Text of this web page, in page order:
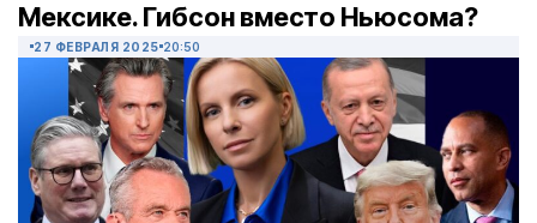
Мексике. Гибсон вместо Ньюсома?
27 ФЕВРАЛЯ 2025 20:50